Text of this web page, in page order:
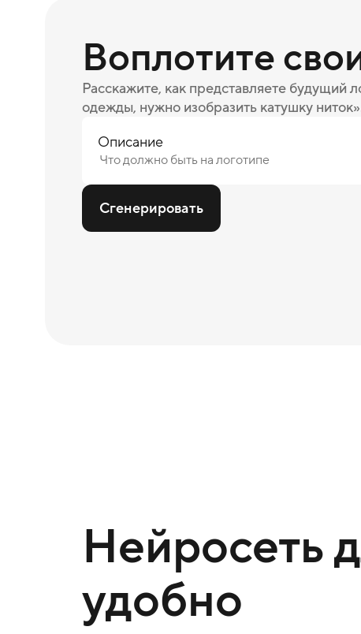
Воплотите
Расскажите, как представляете будущий
одежды, нужно изобразить катушку
Описание
Сгенерировать
Нейросеть
удобно